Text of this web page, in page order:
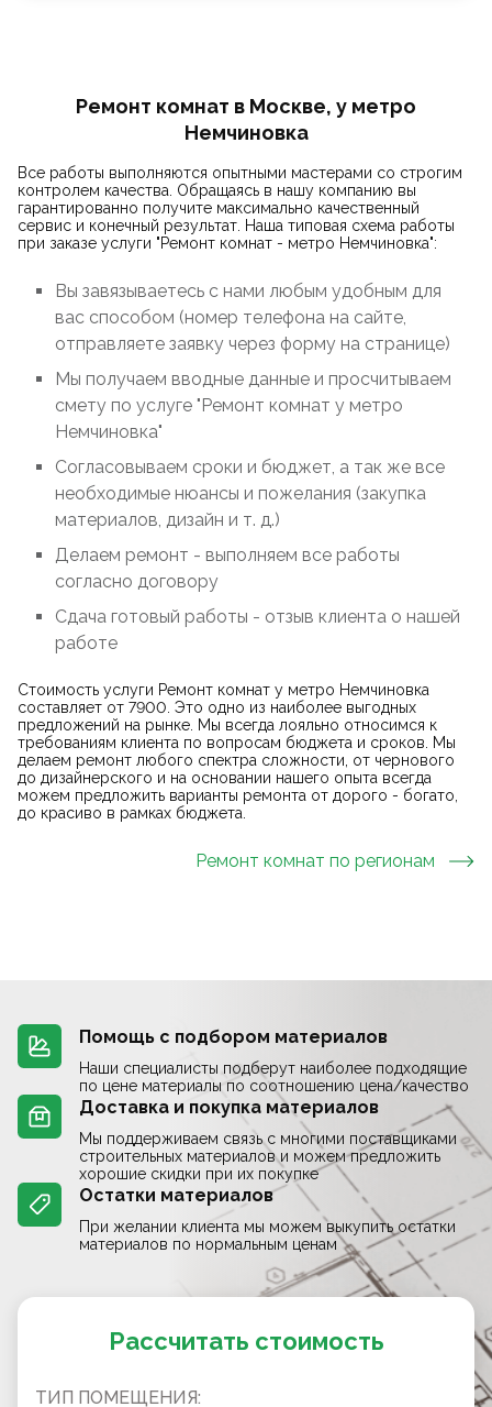
Ремонт комнат в Москве, у метро
Немчиновка
Все работы выполняются опытными мастерами со строгим
контролем качества. Обращаясь в нашу компанию вы
гарантированно получите максимально качественный
сервис и конечный результат. Наша типовая схема работы
при заказе услуги "Ремонт комнат - метро Немчиновка":
Вы завязываетесь с нами любым удобным для
вас способом (номер телефона на сайте,
отправляете заявку через форму на странице)
Мы получаем вводные данные и просчитываем
смету по услуге "Ремонт комнат у метро
Немчиновка"
Согласовываем сроки и бюджет, а так же все
необходимые нюансы и пожелания (закупка
материалов, дизайн и т. д.)
Делаем ремонт - выполняем все работы
согласно договору
Сдача готовый работы - отзыв клиента о нашей
работе
Стоимость услуги Ремонт комнат у метро Немчиновка
составляет от 7900. Это одно из наиболее выгодных
предложений на рынке. Мы всегда лояльно относимся к
требованиям клиента по вопросам бюджета и сроков. Мы
делаем ремонт любого спектра сложности, от чернового
до дизайнерского и на основании нашего опыта всегда
можем предложить варианты ремонта от дорого - богато,
до красиво в рамках бюджета.
Ремонт комнат по регионам
Помощь с подбором материалов
Наши специалисты подберут наиболее подходящие
по цене материалы по соотношению цена/качество
Доставка и покупка материалов
Мы поддерживаем связь с многими поставщиками
строительных материалов и можем предложить
хорошие скидки при их покупке
Остатки материалов
При желании клиента мы можем выкупить остатки
материалов по нормальным ценам
Рассчитать стоимость
ТИП ПОМЕЩЕНИЯ: